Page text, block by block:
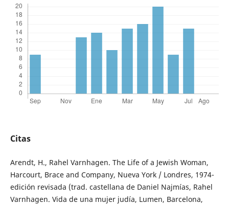
Citas
Arendt, H., Rahel Varnhagen. The Life of a Jewish Woman,
Harcourt, Brace and Company, Nueva York / Londres, 1974-
edición revisada (trad. castellana de Daniel Najmías, Rahel
Varnhagen. Vida de una mujer judía, Lumen, Barcelona,